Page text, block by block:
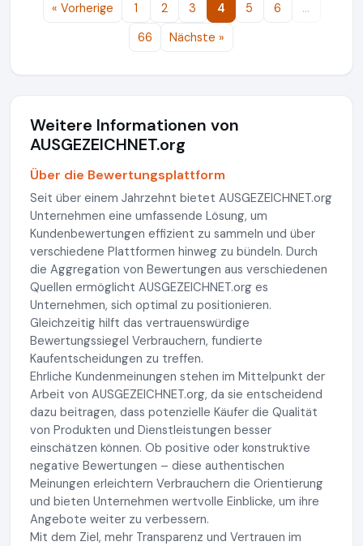
« Vorherige 1 2 3 4 5 6
…
66
Nächste »
Weitere Informationen von
AUSGEZEICHNET.org
Über die Bewertungsplattform
Seit über einem Jahrzehnt bietet AUSGEZEICHNET.org
Unternehmen eine umfassende Lösung, um
Kundenbewertungen effizient zu sammeln und über
verschiedene Plattformen hinweg zu bündeln. Durch
die Aggregation von Bewertungen aus verschiedenen
Quellen ermöglicht AUSGEZEICHNET.org es
Unternehmen, sich optimal zu positionieren.
Gleichzeitig hilft das vertrauenswürdige
Bewertungssiegel Verbrauchern, fundierte
Kaufentscheidungen zu treffen.
Ehrliche Kundenmeinungen stehen im Mittelpunkt der
Arbeit von AUSGEZEICHNET.org, da sie entscheidend
dazu beitragen, dass potenzielle Käufer die Qualität
von Produkten und Dienstleistungen besser
einschätzen können. Ob positive oder konstruktive
negative Bewertungen – diese authentischen
Meinungen erleichtern Verbrauchern die Orientierung
und bieten Unternehmen wertvolle Einblicke, um ihre
Angebote weiter zu verbessern.
Mit dem Ziel, mehr Transparenz und Vertrauen im